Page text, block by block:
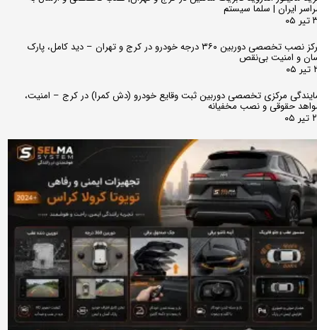
ایران | سلما سیستم
مرکز نصب تخصصی دوربین ۳۶۰ درجه خودرو در کرج و تهران – دید کامل، پارک
و امنیت بی‌نقص
مرکزی تخصصی دوربین ثبت وقایع خودرو (دش کمرا) در کرج – امنیت،
حقوقی و نصب مخفیانه